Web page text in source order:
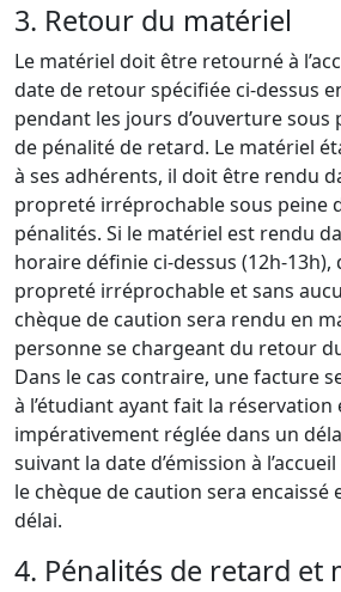
3. Retour du matériel
Le matériel doit être retourné à
date de retour spécifiée ci-dessus
pendant les jours d’ouverture sous
de pénalité de retard. Le matériel
à ses adhérents, il doit être rendu
propreté irréprochable sous peine
pénalités. Si le matériel est rendu
horaire définie ci-dessus (12h-13h),
propreté irréprochable et sans
chèque de caution sera rendu en
personne se chargeant du retour
Dans le cas contraire, une facture
à l’étudiant ayant fait la
impérativement réglée dans un
suivant la date d’émission à
le chèque de caution sera encaissé
délai.
4. Pénalités de retard et